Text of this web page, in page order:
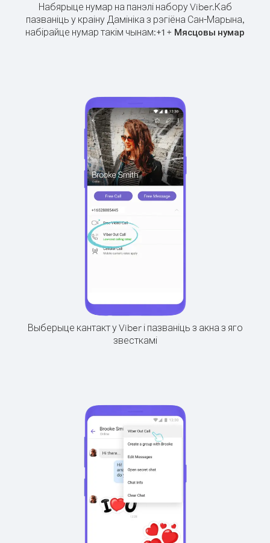
Набярыце нумар на панэлі набору Viber.Каб
пазваніць у краіну Дамініка з рэгіёна Сан-Марына,
набірайце нумар такім чынам:+1 + Мясцовы нумар
Выберыце кантакт у Viber і пазваніць з акна з яго
звесткамі